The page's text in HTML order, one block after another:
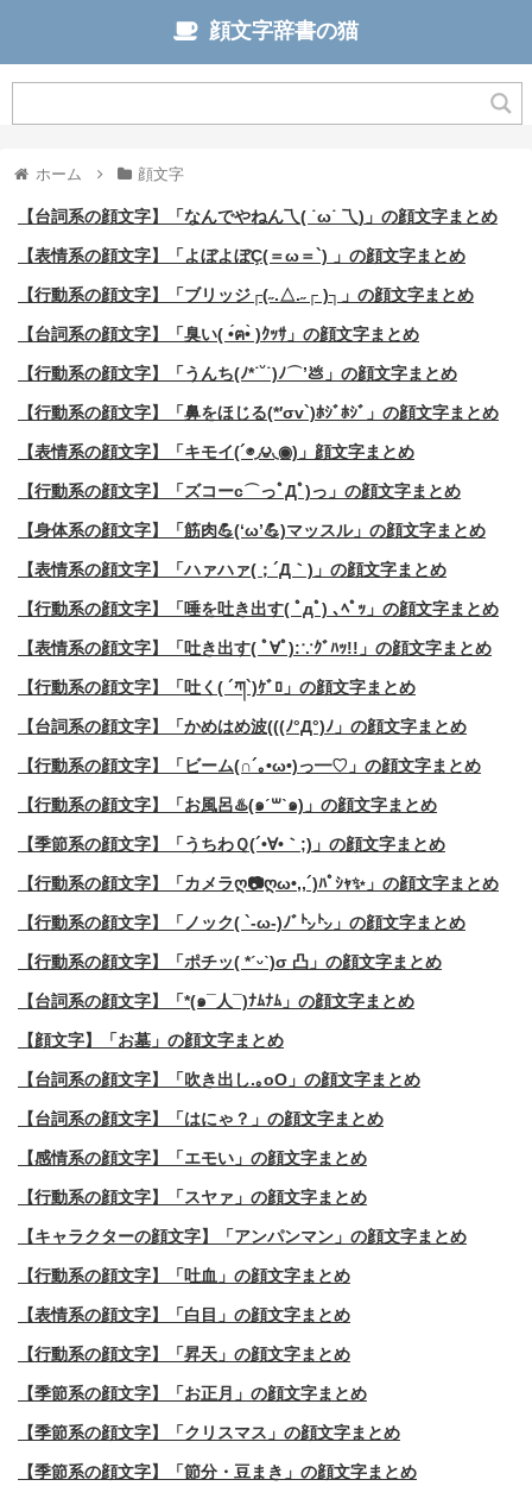
顔文字辞書の猫
ホーム 顔文字
【台詞系の顔文字】「なんでやねん乁( ˙ω˙ 乁)」の顔文字まとめ
【表情系の顔文字】「よぼよぼÇ(＝ω＝`) 」の顔文字まとめ
【行動系の顔文字】「ブリッジ┌(˶.△.˶┌ )┐」の顔文字まとめ
【台詞系の顔文字】「臭い( •́ฅ•̀ )ｸｯｻ」の顔文字まとめ
【行動系の顔文字】「うんち(ﾉ*˙˘˙)ﾉ⌒’💩」の顔文字まとめ
【行動系の顔文字】「鼻をほじる(*′σv`)ﾎｼﾞﾎｼﾞ」の顔文字まとめ
【表情系の顔文字】「キモイ(´◉◞౪◟◉)」顔文字まとめ
【行動系の顔文字】「ズコーc⌒っﾟДﾟ)っ」の顔文字まとめ
【身体系の顔文字】「筋肉💪(‘ω’💪)マッスル」の顔文字まとめ
【表情系の顔文字】「ハァハァ(；´Д｀)」の顔文字まとめ
【行動系の顔文字】「唾を吐き出す( ﾟдﾟ) ､ﾍﾟｯ」の顔文字まとめ
【表情系の顔文字】「吐き出す( ﾟ∀ﾟ):∵ｸﾞﾊｯ!!」の顔文字まとめ
【行動系の顔文字】「吐く( ´ཀ`)ｹﾞﾛ」の顔文字まとめ
【台詞系の顔文字】「かめはめ波(((ﾉ°Д°)ﾉ」の顔文字まとめ
【行動系の顔文字】「ビーム(∩´｡•ω•)っ━♡」の顔文字まとめ
【行動系の顔文字】「お風呂♨️(๑ˊ꒳​ˋ๑)」の顔文字まとめ
【季節系の顔文字】「うちわＱ(´•∀•｀;)」の顔文字まとめ
【行動系の顔文字】「カメラღ📷ღω•,,´)ﾊﾟｼｬ✨」の顔文字まとめ
【行動系の顔文字】「ノック( `-ω-)ﾉﾞ㌧㌧」の顔文字まとめ
【行動系の顔文字】「ポチッ( *ˊᵕˋ)σ 凸」の顔文字まとめ
【台詞系の顔文字】「*(๑¯人¯)ﾅﾑﾅﾑ」の顔文字まとめ
【顔文字】「お墓」の顔文字まとめ
【台詞系の顔文字】「吹き出し.｡oO」の顔文字まとめ
【台詞系の顔文字】「はにゃ？」の顔文字まとめ
【感情系の顔文字】「エモい」の顔文字まとめ
【行動系の顔文字】「スヤァ」の顔文字まとめ
【キャラクターの顔文字】「アンパンマン」の顔文字まとめ
【行動系の顔文字】「吐血」の顔文字まとめ
【表情系の顔文字】「白目」の顔文字まとめ
【行動系の顔文字】「昇天」の顔文字まとめ
【季節系の顔文字】「お正月」の顔文字まとめ
【季節系の顔文字】「クリスマス」の顔文字まとめ
【季節系の顔文字】「節分・豆まき」の顔文字まとめ